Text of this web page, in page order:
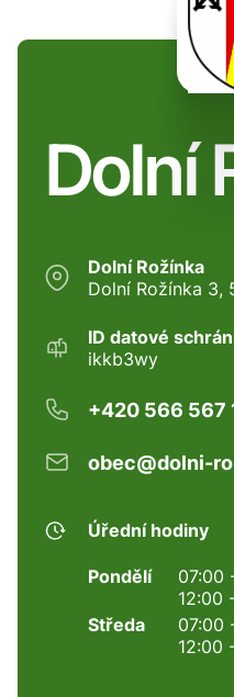
Dolní
Dolní Rožínka
Dolní Rožínka 3,
ID datové
ikkb3wy
+420 566 567
obec@dolni-
Úřední hodiny
Pondělí
07:00
12:00
Středa
07:00
12:00